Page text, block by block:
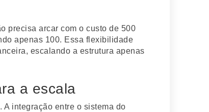
precisa arcar com o custo de 500
apenas 100. Essa flexibilidade
escalando a estrutura apenas
a escala
integração entre o sistema do